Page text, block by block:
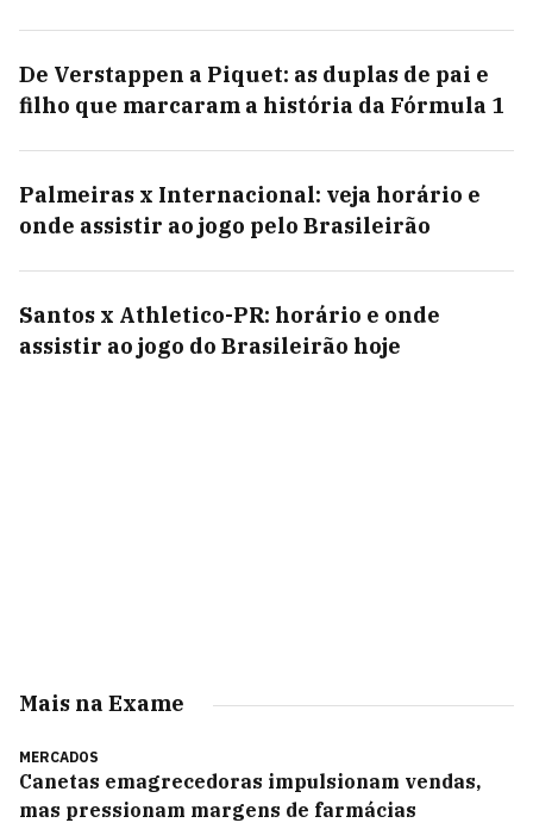
De Verstappen a Piquet: as duplas de pai e
filho que marcaram a história da Fórmula 1
Palmeiras x Internacional: veja horário e
onde assistir ao jogo pelo Brasileirão
Santos x Athletico-PR: horário e onde
assistir ao jogo do Brasileirão hoje
Mais na Exame
MERCADOS
Canetas emagrecedoras impulsionam vendas,
mas pressionam margens de farmácias